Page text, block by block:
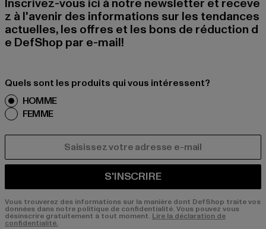
Inscrivez-vous ici à notre newsletter et receve
z à l'avenir des informations sur les tendances
actuelles, les offres et les bons de réduction d
e DefShop par e-mail!
Quels sont les produits qui vous intéressent?
HOMME
FEMME
S'INSCRIRE
Vous trouverez des informations sur la manière dont DefShop traite vos
données dans notre politique de confidentialité. Vous pouvez vous
désinscrire gratuitement à tout moment. Lire la déclaration de
confidentialité.